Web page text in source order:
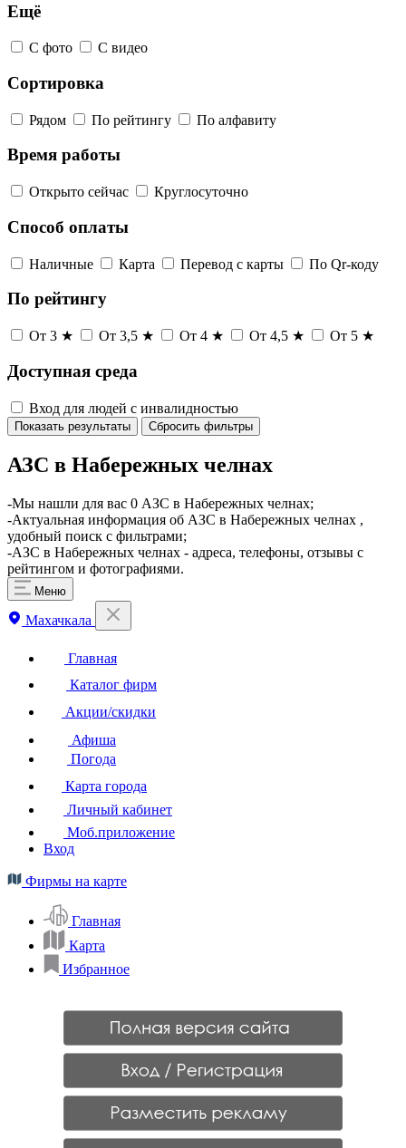
Ещё
С фото С видео
Сортировка
Рядом По рейтингу По алфавиту
Время работы
Открыто сейчас Круглосуточно
Способ оплаты
Наличные Карта Перевод с карты По Qr-коду
По рейтингу
От 3 ★ От 3,5 ★ От 4 ★ От 4,5 ★ От 5 ★
Доступная среда
Вход для людей с инвалидностью
Показать результаты Сбросить фильтры
АЗС в Набережных челнах
-Мы нашли для вас 0 АЗС в Набережных челнах;
-Актуальная информация об АЗС в Набережных челнах ,
удобный поиск с фильтрами;
-АЗС в Набережных челнах - адреса, телефоны, отзывы с
рейтингом и фотографиями.
Меню
Махачкала
Главная
Каталог фирм
Акции/скидки
Афиша
Погода
Карта города
Личный кабинет
Моб.приложение
Вход
Фирмы на карте
Главная
Карта
Избранное